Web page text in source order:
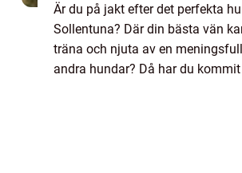
Är du på jakt efter det perfekta
Sollentuna? Där din bästa vän
träna och njuta av en
andra hundar? Då har du